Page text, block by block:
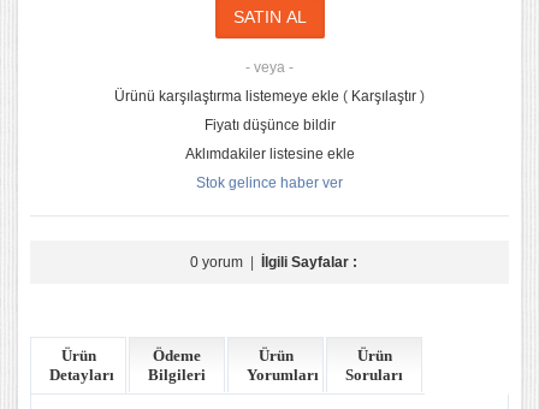
- veya -
Ürünü karşılaştırma listemeye ekle ( Karşılaştır )
Fiyatı düşünce bildir
Aklımdakiler listesine ekle
Stok gelince haber ver
0 yorum| İlgili Sayfalar :
Ürün
Detayları
Ödeme
Bilgileri
Ürün
Yorumları
Ürün
Soruları